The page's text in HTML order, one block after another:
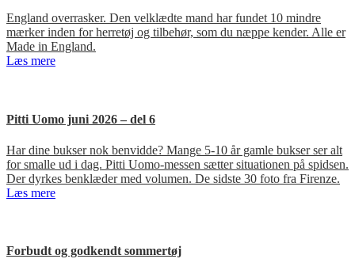
England overrasker. Den velklædte mand har fundet 10 mindre
mærker inden for herretøj og tilbehør, som du næppe kender. Alle er
Made in England.
Læs mere
Pitti Uomo juni 2026 – del 6
Har dine bukser nok benvidde? Mange 5-10 år gamle bukser ser alt
for smalle ud i dag. Pitti Uomo-messen sætter situationen på spidsen.
Der dyrkes benklæder med volumen. De sidste 30 foto fra Firenze.
Læs mere
Forbudt og godkendt sommertøj